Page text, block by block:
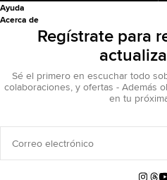
Ayuda
Acerca de
Regístrate para
Sé el primero en escuchar todo
colaboraciones, y ofertas - Además
en tu
Correo
electrónico